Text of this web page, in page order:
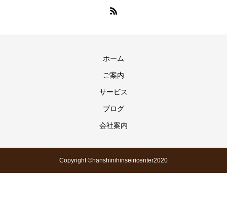
ホーム
ご案内
サービス
ブログ
会社案内
Copyright ©hanshinihinseiricenter2020